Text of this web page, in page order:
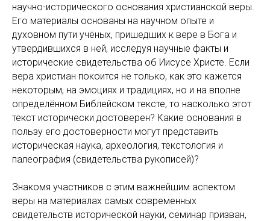
научно-исторического основания христианской веры.
Его материалы основаны на научном опыте и
духовном пути учёных, пришедших к вере в Бога и
утвердившихся в ней, исследуя научные факты и
исторические свидетельства об Иисусе Христе. Если
вера христиан покоится не только, как это кажется
некоторым, на эмоциях и традициях, но и на вполне
определённом Библейском тексте, то насколько этот
текст исторически достоверен? Какие основания в
пользу его достоверности могут представить
историческая наука, археология, текстология и
палеография (свидетельства рукописей)?
Знакомя участников с этим важнейшим аспектом
веры на материалах самых современных
свидетельств исторической науки, семинар призван,